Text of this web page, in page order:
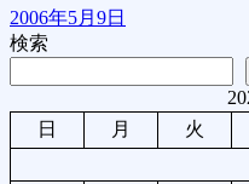
2006年5月9日
検索
日
月 火